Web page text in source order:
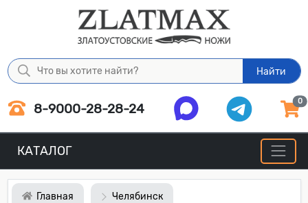
Найти
8-9000-28-28-24 0
КАТАЛОГ
Главная Челябинск